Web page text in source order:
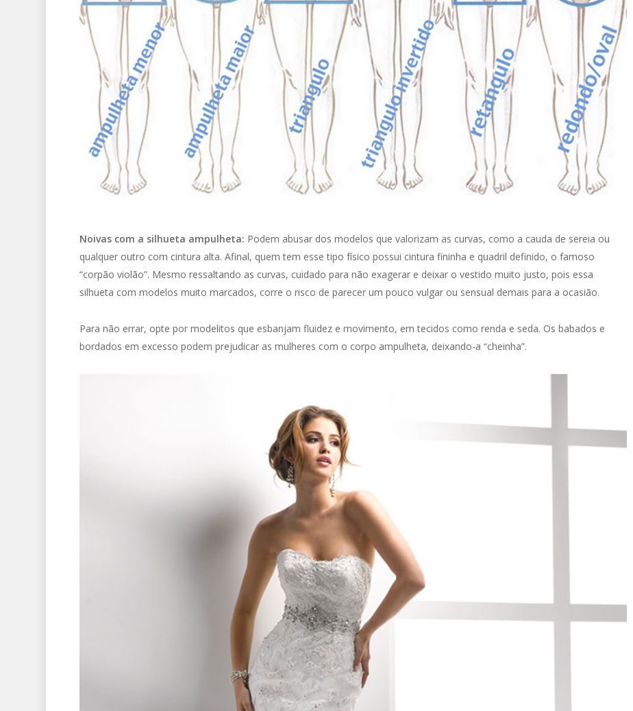
Noivas com a silhueta ampulheta: Podem abusar dos modelos que valorizam as curvas, como a cauda de sereia ou
qualquer outro com cintura alta. Afinal, quem tem esse tipo físico possui cintura fininha e quadril definido, o famoso
“corpão violão”. Mesmo ressaltando as curvas, cuidado para não exagerar e deixar o vestido muito justo, pois essa
silhueta com modelos muito marcados, corre o risco de parecer um pouco vulgar ou sensual demais para a ocasião.
Para não errar, opte por modelitos que esbanjam fluidez e movimento, em tecidos como renda e seda. Os babados e
bordados em excesso podem prejudicar as mulheres com o corpo ampulheta, deixando-a “cheinha”.